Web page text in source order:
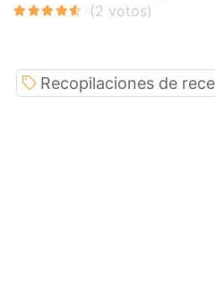
Recopilaciones de